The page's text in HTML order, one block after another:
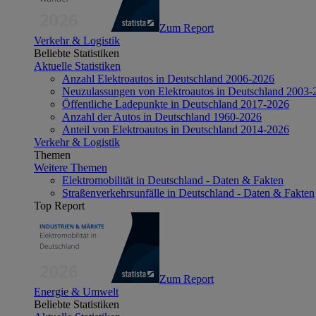
Zum Report
Verkehr & Logistik
Beliebte Statistiken
Aktuelle Statistiken
Anzahl Elektroautos in Deutschland 2006-2026
Neuzulassungen von Elektroautos in Deutschland 2003-
Öffentliche Ladepunkte in Deutschland 2017-2026
Anzahl der Autos in Deutschland 1960-2026
Anteil von Elektroautos in Deutschland 2014-2026
Verkehr & Logistik
Themen
Weitere Themen
Elektromobilität in Deutschland - Daten & Fakten
Straßenverkehrsunfälle in Deutschland - Daten & Fakten
Top Report
Zum Report
Energie & Umwelt
Beliebte Statistiken